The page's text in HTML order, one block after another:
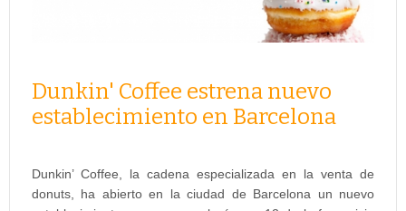
Dunkin' Coffee estrena nuevo
establecimiento en Barcelona
Dunkin’ Coffee, la cadena especializada en la venta de
donuts, ha abierto en la ciudad de Barcelona un nuevo